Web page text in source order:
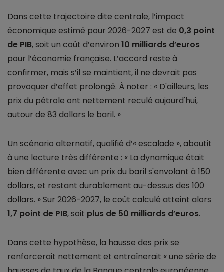
Dans cette trajectoire dite centrale, l’impact
économique estimé pour 2026-2027 est de 0,3 point
de PIB, soit un coût d’environ 10 milliards d’euros
pour l’économie française. L’accord reste à
confirmer, mais s’il se maintient, il ne devrait pas
provoquer d’effet prolongé. À noter : « D'ailleurs, les
prix du pétrole ont nettement reculé aujourd'hui,
autour de 83 dollars le baril. »
Un scénario alternatif, qualifié d’« escalade », aboutit
à une lecture très différente : « La dynamique était
bien différente avec un prix du baril s'envolant à 150
dollars, et restant durablement au-dessus des 100
dollars. » Sur 2026-2027, le coût calculé atteint alors
1,7 point de PIB, soit plus de 50 milliards d’euros.
Dans cette hypothèse, la hausse des prix se
renforcerait nettement et entraînerait « une série de